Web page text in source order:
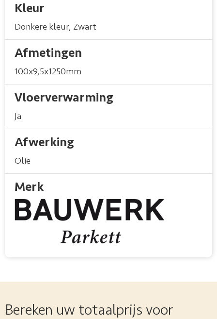
Kleur
Donkere kleur, Zwart
Afmetingen
100x9,5x1250mm
Vloerverwarming
Ja
Afwerking
Olie
Merk
Bereken uw totaalprijs voor